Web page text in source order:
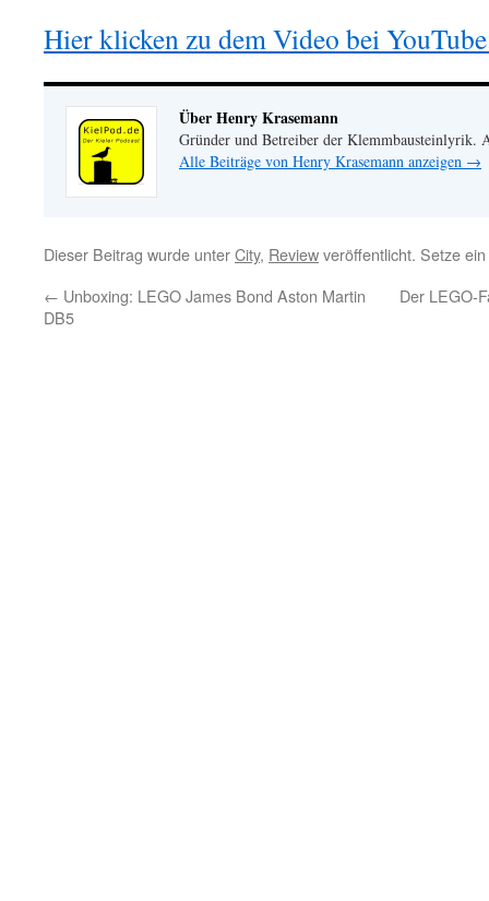
Hier klicken zu dem Video bei
Über Henry Krasemann
Gründer und Betreiber der Klemmbausteinlyrik.
Alle Beiträge von Henry Krasemann anzeigen →
Dieser Beitrag wurde unterCity, Reviewveröffentlicht. Setze
← Unboxing: LEGO James Bond Aston Martin
DB5
Der LEGO-